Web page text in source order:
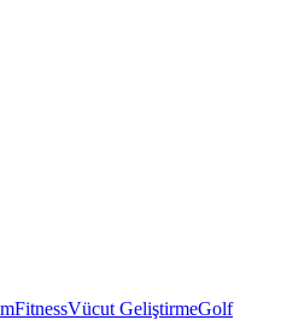
FitnessVücut GeliştirmeGolf